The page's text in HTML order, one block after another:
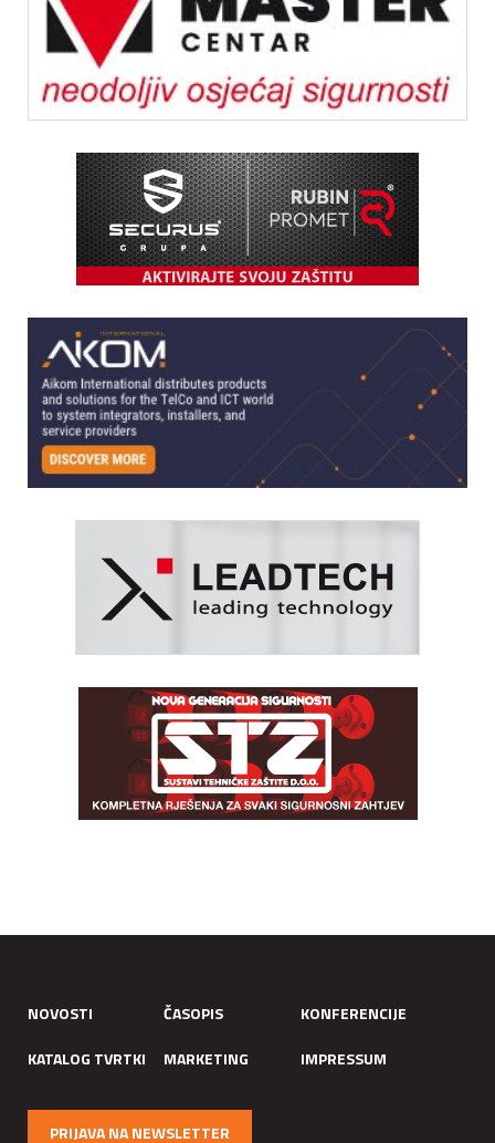
NOVOSTI ČASOPIS
KONFERENCIJE
KATALOG TVRTKI
MARKETING IMPRESSUM
PRIJAVA NA NEWSLETTER